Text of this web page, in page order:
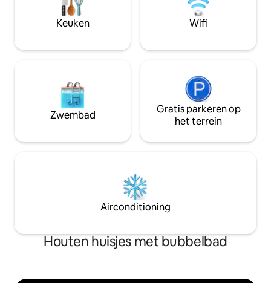
mindfull genieten. Ideaal voor
wandelaars.
stadsweiden.
wens is optioneel.
Keuken Wifi
Zwembad
Gratis parkeren op
het terrein
Airconditioning
Houten huisjes met bubbelbad